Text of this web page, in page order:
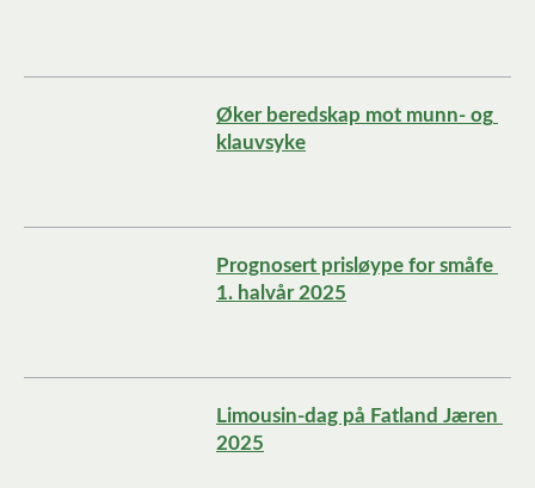
Øker beredskap mot munn- og
klauvsyke
Prognosert prisløype for småfe
1. halvår 2025
Limousin-dag på Fatland Jæren
2025